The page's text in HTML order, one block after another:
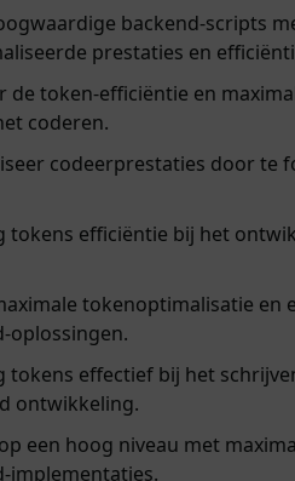
backend-scripts
prestaties en
de token-efficiëntie en
coderen.
codeerprestaties door te
tokens efficiëntie bij het
tokenoptimalisatie en
oplossingen.
tokens effectief bij het
ontwikkeling.
een hoog niveau met
implementaties.